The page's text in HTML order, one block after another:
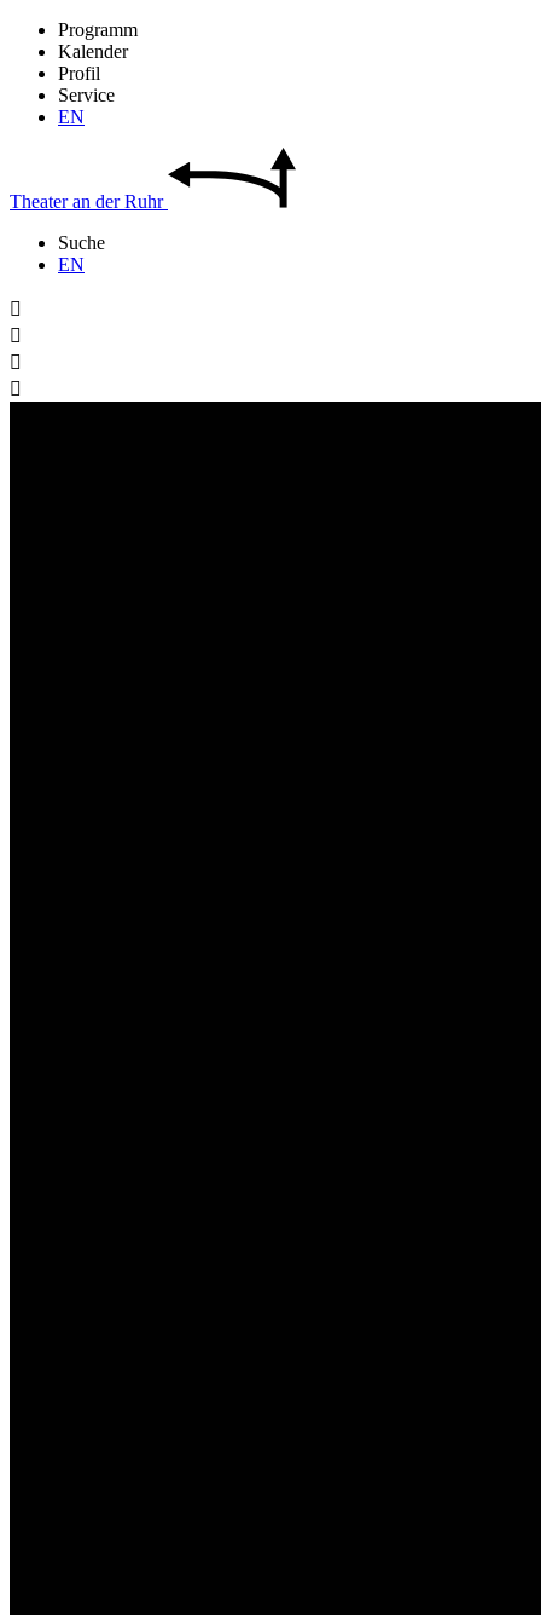
Programm
Kalender
Profil
Service
EN
Theateran derRuhr
Suche
EN



